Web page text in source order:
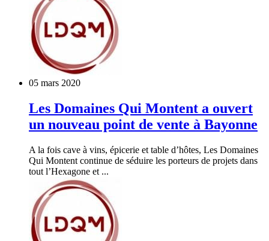
05 mars 2020
Les Domaines Qui Montent a ouvert
un nouveau point de vente à Bayonne
A la fois cave à vins, épicerie et table d’hôtes, Les Domaines
Qui Montent continue de séduire les porteurs de projets dans
tout l’Hexagone et ...